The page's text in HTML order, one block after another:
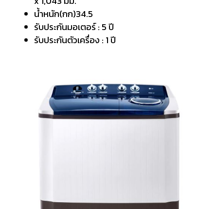
น้ำหนัก(กก)34.5
รับประกันมอเตอร์ : 5 ปี
รับประกันตัวเครื่อง : 1 ปี